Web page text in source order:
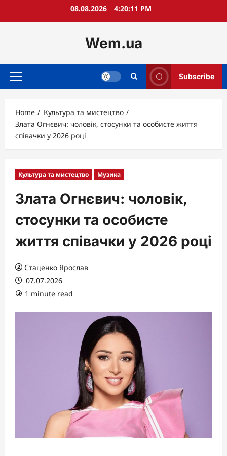
08.08.2026 4:20:12 PM
Wem.ua
Primary
Subscribe
Home
Культура та мистецтво
Злата Огнєвич: чоловік, стосунки та особисте життя
співачки у 2026 році
Культура та мистецтво Музика
Злата Огнєвич: чоловік,
стосунки та особисте
життя співачки у 2026 році
Стаценко Ярослав
07.07.2026
1 minute read